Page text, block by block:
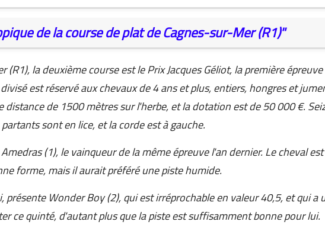
de la course de plat de Cagnes-sur-Mer (R1)"
(R1), la deuxième course est le Prix Jacques Géliot, la première
est réservé aux chevaux de 4 ans et plus, entiers, hongres et
distance de 1500 mètres sur l'herbe, et la dotation est de 50 000 €.
partants sont en lice, et la corde est à gauche.
(1), le vainqueur de la même épreuve l'an dernier. Le cheval
forme, mais il aurait préféré une piste humide.
Wonder Boy (2), qui est irréprochable en valeur 40,5, et qui a
ce quinté, d'autant plus que la piste est suffisamment bonne pour lui.